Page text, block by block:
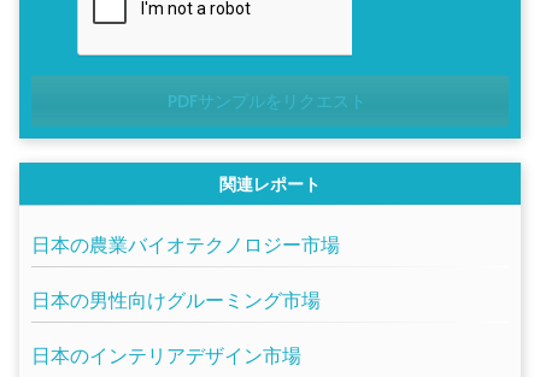
PDFサンプルをリクエスト
関連レポート
日本の農業バイオテクノロジー市場
日本の男性向けグルーミング市場
日本のインテリアデザイン市場